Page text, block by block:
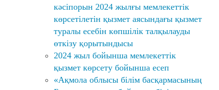
кәсіпорын 2024 жылғы мемлекеттік
көрсетілетін қызмет аясындағы қызмет
туралы есебін көпшілік талқылауды
өткізу қорытындысы
2024 жыл бойынша мемлекеттік
қызмет көрсету бойынша есеп
«Ақмола облысы білім басқармасының